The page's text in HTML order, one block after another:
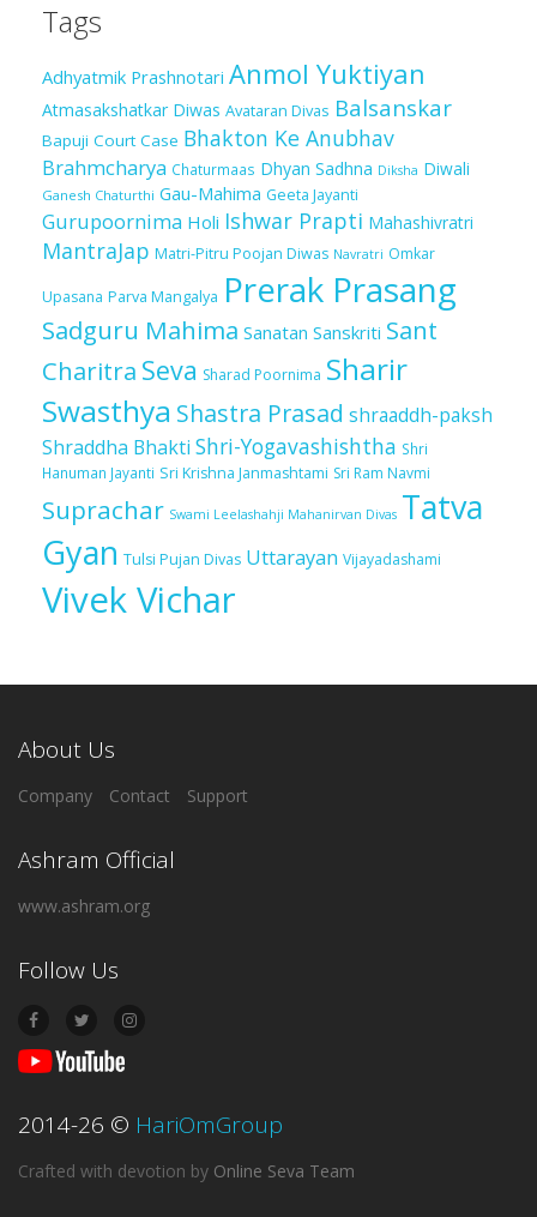
Tags
Adhyatmik Prashnotari Anmol Yuktiyan
Atmasakshatkar Diwas Avataran Divas Balsanskar
Bapuji Court Case Bhakton Ke Anubhav
Brahmcharya Chaturmaas Dhyan Sadhna Diksha Diwali
Ganesh Chaturthi Gau-Mahima Geeta Jayanti
Gurupoornima Holi Ishwar Prapti Mahashivratri
MantraJap Matri-Pitru Poojan Diwas Navratri Omkar
Upasana Parva Mangalya Prerak Prasang
Sadguru Mahima Sanatan Sanskriti Sant
Charitra Seva Sharad Poornima Sharir
Swasthya Shastra Prasad shraaddh-paksh
Shraddha Bhakti Shri-Yogavashishtha Shri
Hanuman Jayanti Sri Krishna Janmashtami Sri Ram Navmi
Suprachar Swami Leelashahji Mahanirvan Divas Tatva
Gyan Tulsi Pujan Divas Uttarayan Vijayadashami
Vivek Vichar
About Us
Company Contact Support
Ashram Official
www.ashram.org
Follow Us
2014-26 © HariOmGroup
Crafted with devotion by Online Seva Team